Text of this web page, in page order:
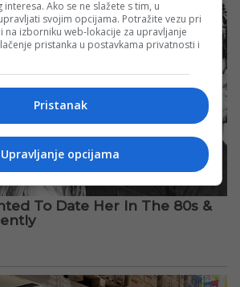
Ako se ne slažete s tim, u
svojim opcijama. Potražite vezu pri
na izborniku web-lokacije za upravljanje
pristanka u postavkama privatnosti i
Pristanak
Upravljanje opcijama